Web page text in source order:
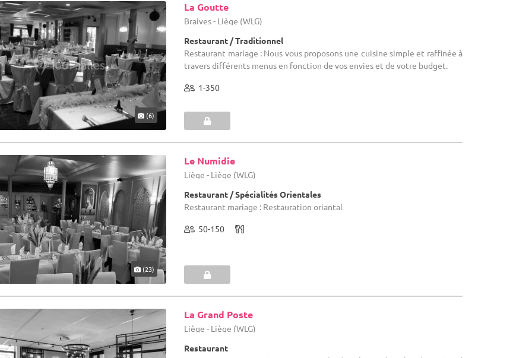
(6)
La Goutte
Braives - Liège (WLG)
Restaurant / Traditionnel
Restaurant mariage : Nous vous proposons une cuisine simple et raffinée à
travers différents menus en fonction de vos envies et de votre budget.
1-350
(23)
Le Numidie
Liège - Liège (WLG)
Restaurant / Spécialités Orientales
Restaurant mariage : Restauration oriantal
50-150
La Grand Poste
Liège - Liège (WLG)
Restaurant